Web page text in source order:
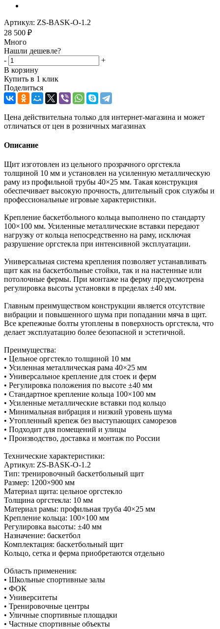
Артикул: ZS-BASK-O-1.2
28 500 ₽
Много
Нашли дешевле?
-
+
В корзину
Купить в 1 клик
Поделиться
Цена действительна только для интернет-магазина и может
отличаться от цен в розничных магазинах
Описание
Щит изготовлен из цельного прозрачного оргстекла
толщиной 10 мм и установлен на усиленную металлическую
раму из профильной трубы 40×25 мм. Такая конструкция
обеспечивает высокую прочность, длительный срок службы и
профессиональные игровые характеристики.
Крепление баскетбольного кольца выполнено по стандарту
100×100 мм. Усиленные металлические вставки передают
нагрузку от кольца непосредственно на раму, исключая
разрушение оргстекла при интенсивной эксплуатации.
Универсальная система крепления позволяет устанавливать
щит как на баскетбольные стойки, так и на настенные или
потолочные фермы. При монтаже на ферму предусмотрена
регулировка высоты установки в пределах ±40 мм.
Главным преимуществом конструкции является отсутствие
вибрации и повышенного шума при попадании мяча в щит.
Все крепежные болты утоплены в поверхность оргстекла, что
делает эксплуатацию более безопасной и эстетичной.
Преимущества:
• Цельное оргстекло толщиной 10 мм
• Усиленная металлическая рама 40×25 мм
• Универсальное крепление для стоек и ферм
• Регулировка положения по высоте ±40 мм
• Стандартное крепление кольца 100×100 мм
• Усиленные металлические вставки под кольцо
• Минимальная вибрация и низкий уровень шума
• Утопленный крепеж без выступающих саморезов
• Подходит для помещений и улицы
• Производство, доставка и монтаж по России
Технические характеристики:
Артикул: ZS-BASK-O-1.2
Тип: тренировочный баскетбольный щит
Размер: 1200×900 мм
Материал щита: цельное оргстекло
Толщина оргстекла: 10 мм
Материал рамы: профильная труба 40×25 мм
Крепление кольца: 100×100 мм
Регулировка высоты: ±40 мм
Назначение: баскетбол
Комплектация: баскетбольный щит
Кольцо, сетка и ферма приобретаются отдельно
Область применения:
• Школьные спортивные залы
• ФОК
• Университеты
• Тренировочные центры
• Уличные спортивные площадки
• Частные спортивные объекты